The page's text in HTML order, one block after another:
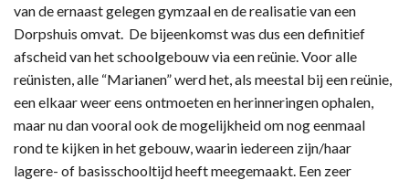
van de ernaast gelegen gymzaal en de realisatie van een
Dorpshuis omvat. De bijeenkomst was dus een definitief
afscheid van het schoolgebouw via een reünie. Voor alle
reünisten, alle “Marianen” werd het, als meestal bij een reünie,
een elkaar weer eens ontmoeten en herinneringen ophalen,
maar nu dan vooral ook de mogelijkheid om nog eenmaal
rond te kijken in het gebouw, waarin iedereen zijn/haar
lagere- of basisschooltijd heeft meegemaakt. Een zeer